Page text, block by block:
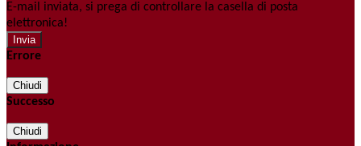
E-mail inviata, si prega di controllare la casella di posta
elettronica!
Errore
Chiudi
Successo
Chiudi